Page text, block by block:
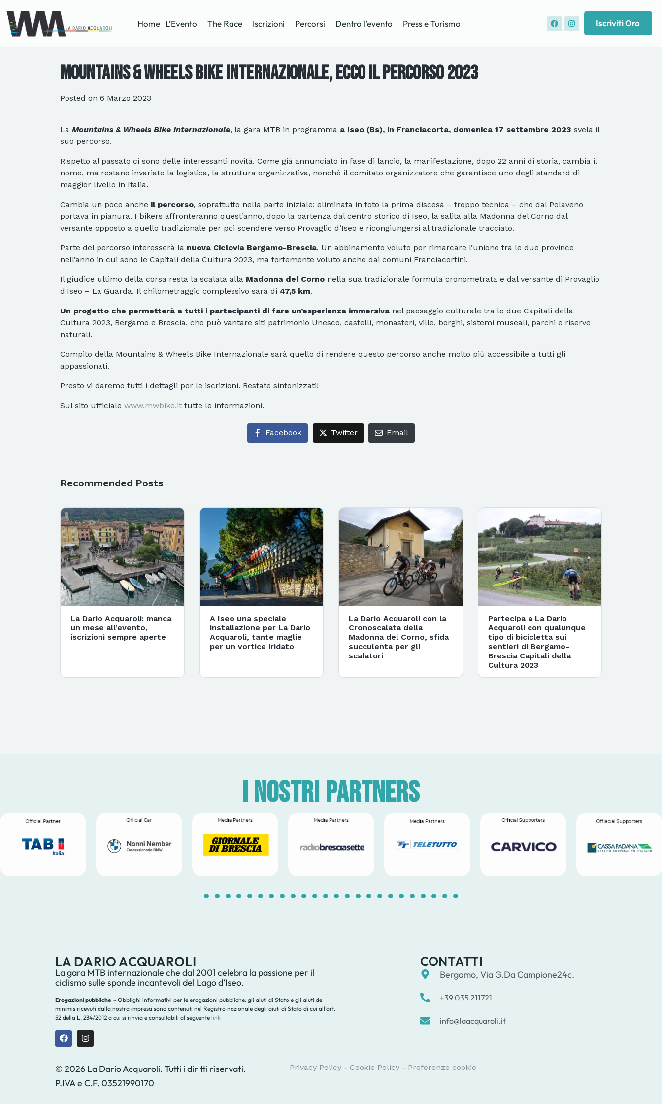
Home L’Evento The Race Iscrizioni Percorsi Dentro l’evento Press e Turismo Iscriviti Ora
Mountains & Wheels Bike Internazionale, ecco il percorso 2023
Posted on 6 Marzo 2023
La Mountains & Wheels Bike Internazionale, la gara MTB in programma a Iseo (Bs), in Franciacorta, domenica 17 settembre 2023 svela il
suo percorso.
Rispetto al passato ci sono delle interessanti novità. Come già annunciato in fase di lancio, la manifestazione, dopo 22 anni di storia, cambia il
nome, ma restano invariate la logistica, la struttura organizzativa, nonché il comitato organizzatore che garantisce uno degli standard di
maggior livello in Italia.
Cambia un poco anche il percorso, soprattutto nella parte iniziale: eliminata in toto la prima discesa – troppo tecnica – che dal Polaveno
portava in pianura. I bikers affronteranno quest’anno, dopo la partenza dal centro storico di Iseo, la salita alla Madonna del Corno dal
versante opposto a quello tradizionale per poi scendere verso Provaglio d’Iseo e ricongiungersi al tradizionale tracciato.
Parte del percorso interesserà la nuova Ciclovia Bergamo-Brescia. Un abbinamento voluto per rimarcare l’unione tra le due province
nell’anno in cui sono le Capitali della Cultura 2023, ma fortemente voluto anche dai comuni Franciacortini.
Il giudice ultimo della corsa resta la scalata alla Madonna del Corno nella sua tradizionale formula cronometrata e dal versante di Provaglio
d’Iseo – La Guarda. Il chilometraggio complessivo sarà di 47,5 km.
Un progetto che permetterà a tutti i partecipanti di fare un’esperienza immersiva nel paesaggio culturale tra le due Capitali della
Cultura 2023, Bergamo e Brescia, che può vantare siti patrimonio Unesco, castelli, monasteri, ville, borghi, sistemi museali, parchi e riserve
naturali.
Compito della Mountains & Wheels Bike Internazionale sarà quello di rendere questo percorso anche molto più accessibile a tutti gli
appassionati.
Presto vi daremo tutti i dettagli per le iscrizioni. Restate sintonizzati!
Sul sito ufficiale www.mwbike.it tutte le informazioni.
Facebook Twitter Email
Recommended Posts
La Dario Acquaroli: manca
un mese all’evento,
iscrizioni sempre aperte
A Iseo una speciale
installazione per La Dario
Acquaroli, tante maglie
per un vortice iridato
La Dario Acquaroli con la
Cronoscalata della
Madonna del Corno, sfida
succulenta per gli
scalatori
Partecipa a La Dario
Acquaroli con qualunque
tipo di bicicletta sui
sentieri di Bergamo-
Brescia Capitali della
Cultura 2023
I nostri partners
1 2 3 4 5 6 7 8 9 10 11 12 13 14 15 16 17
LA DARIO ACQUAROLI
La gara MTB internazionale che dal 2001 celebra la passione per il
ciclismo sulle sponde incantevoli del Lago d’Iseo.
Erogazioni pubbliche –Obblighi informativi per le erogazioni pubbliche: gli aiuti di Stato e gli aiuti de
minimis ricevuti dalla nostra impresa sono contenuti nel Registro nazionale degli aiuti di Stato di cui all’art.
52 della L. 234/2012 a cui si rinvia e consultabili al seguente link
CONTATTI
Bergamo, Via G.Da Campione24c.
+39 035 211721
info@laacquaroli.it
© 2026 La Dario Acquaroli. Tutti i diritti riservati.
P.IVA e C.F. 03521990170
Privacy Policy- Cookie Policy- Preferenze cookie